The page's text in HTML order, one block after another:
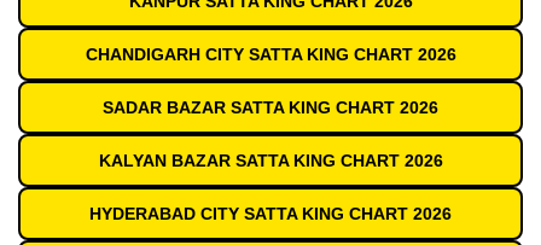
CHANDIGARH CITY SATTA KING CHART 2026
SADAR BAZAR SATTA KING CHART 2026
KALYAN BAZAR SATTA KING CHART 2026
HYDERABAD CITY SATTA KING CHART 2026